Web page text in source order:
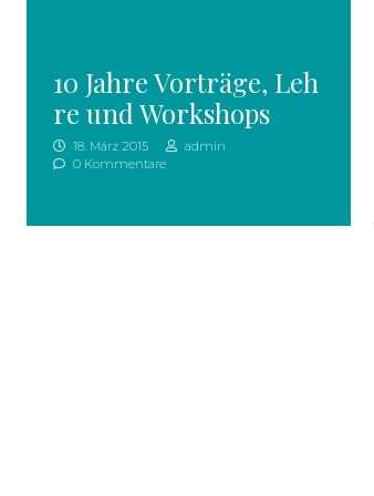
10 Jahre Vorträge, Leh
re und Workshops
18. März 2015
admin
0 Kommentare